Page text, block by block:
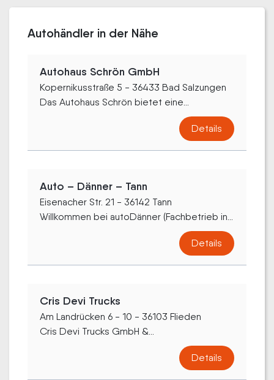
Autohändler in der Nähe
Autohaus Schrön GmbH
Kopernikusstraße 5 - 36433 Bad Salzungen
Das Autohaus Schrön bietet eine...
Details
Auto – Dänner – Tann
Eisenacher Str. 21 - 36142 Tann
Willkommen bei autoDänner (Fachbetrieb in...
Details
Cris Devi Trucks
Am Landrücken 6 - 10 - 36103 Flieden
Cris Devi Trucks GmbH &...
Details